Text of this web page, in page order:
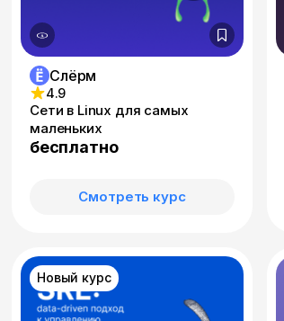
Слёрм
4.9
Сети в Linux для самых
маленьких
бесплатно
Смотреть курс
Новый курс